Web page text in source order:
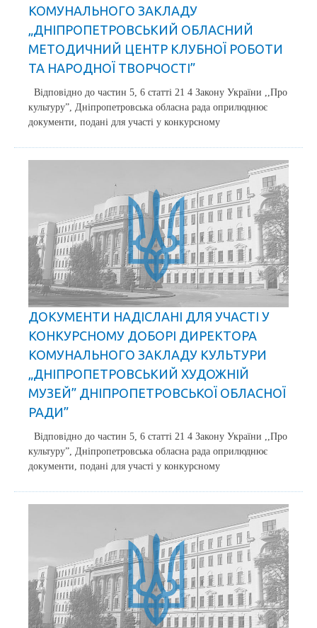
КОМУНАЛЬНОГО ЗАКЛАДУ
„ДНІПРОПЕТРОВСЬКИЙ ОБЛАСНИЙ
МЕТОДИЧНИЙ ЦЕНТР КЛУБНОЇ РОБОТИ
ТА НАРОДНОЇ ТВОРЧОСТІ”
Відповідно до частин 5, 6 статті 21 4 Закону України ,,Про
культуру”, Дніпропетровська обласна рада оприлюднює
документи, подані для участі у конкурсному
ДОКУМЕНТИ НАДІСЛАНІ ДЛЯ УЧАСТІ У
КОНКУРСНОМУ ДОБОРІ ДИРЕКТОРА
КОМУНАЛЬНОГО ЗАКЛАДУ КУЛЬТУРИ
„ДНІПРОПЕТРОВСЬКИЙ ХУДОЖНІЙ
МУЗЕЙ” ДНІПРОПЕТРОВСЬКОЇ ОБЛАСНОЇ
РАДИ”
Відповідно до частин 5, 6 статті 21 4 Закону України ,,Про
культуру”, Дніпропетровська обласна рада оприлюднює
документи, подані для участі у конкурсному